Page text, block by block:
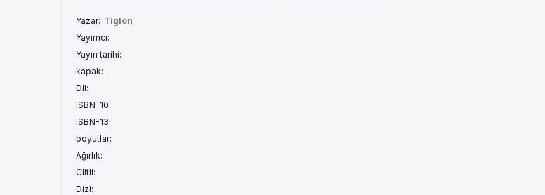
Yazar: Tiglon
Yayımcı:
Yayın tarihi:
kapak:
Dil:
ISBN-10:
ISBN-13:
boyutlar:
Ağırlık:
Ciltli:
Dizi: